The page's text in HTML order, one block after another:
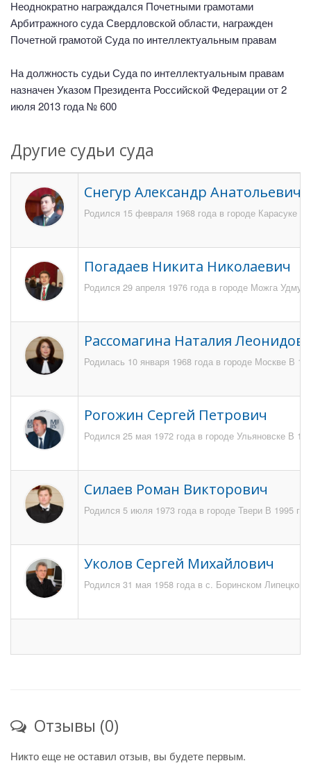
Неоднократно награждался Почетными грамотами
Арбитражного суда Свердловской области, награжден
Почетной грамотой Суда по интеллектуальным правам
На должность судьи Суда по интеллектуальным правам
назначен Указом Президента Российской Федерации от 2
июля 2013 года № 600
Другие судьи суда
Снегур Александр Анатольевич
Родился 15 февраля 1968 года в городе Карасуке
Погадаев Никита Николаевич
Родился 29 апреля 1976 года в городе Можга
Рассомагина Наталия
Родилась 10 января 1968 года в городе Москве В
Рогожин Сергей Петрович
Родился 25 мая 1972 года в городе Ульяновске В
Силаев Роман Викторович
Родился 5 июля 1973 года в городе Твери В 1995
Уколов Сергей Михайлович
Родился 31 мая 1958 года в с. Боринском
Отзывы (0)
Никто еще не оставил отзыв, вы будете первым.